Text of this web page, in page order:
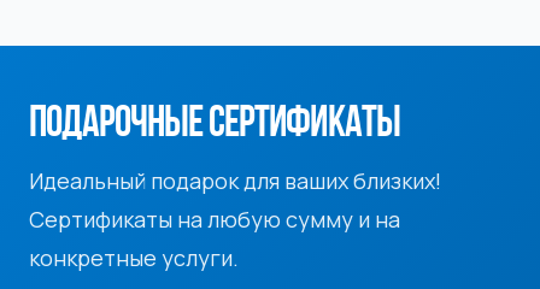
ПОДАРОЧНЫЕ СЕРТИФИКАТЫ
Идеальный подарок для ваших близких!
Сертификаты на любую сумму и на
конкретные услуги.